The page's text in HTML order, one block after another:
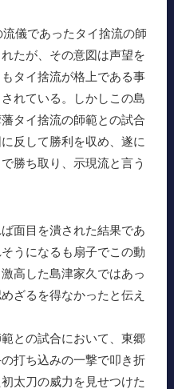
儀であったタイ捨流の師
たが、その意図は声望を
タイ捨流が格上である事
れている。しかしこの島
タイ捨流の師範との試合
反して勝利を収め、遂に
勝ち取り、示現流と言う
面目を潰された結果であ
うになるも扇子でこの動
高した島津家久ではあっ
ざるを得なかったと伝え
との試合において、東郷
打ち込みの一撃で叩き折
太刀の威力を見せつけた